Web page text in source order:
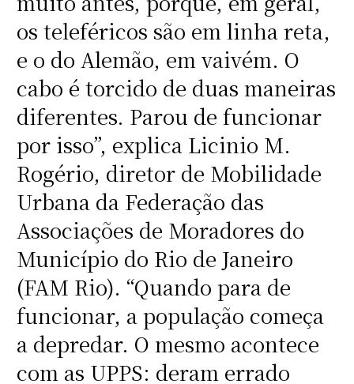
os teleféricos são em linha reta,
e o do Alemão, em vaivém. O
cabo é torcido de duas maneiras
diferentes. Parou de funcionar
por isso”, explica Licinio M.
Rogério, diretor de Mobilidade
Urbana da Federação das
Associações de Moradores do
Município do Rio de Janeiro
(FAM Rio). “Quando para de
funcionar, a população começa
a depredar. O mesmo acontece
com as UPPS: deram errado